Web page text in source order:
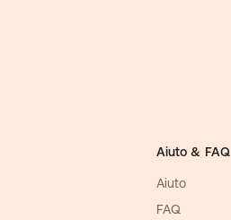
Aiuto & FAQ
Aiuto
FAQ